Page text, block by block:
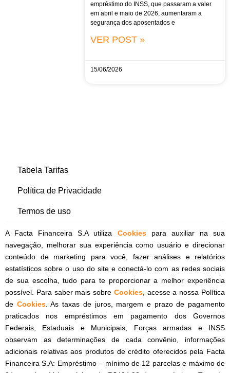
empréstimo do INSS, que passaram a valer
em abril e maio de 2026, aumentaram a
segurança dos aposentados e
VER POST »
15/06/2026
Tabela Tarifas
Política de Privacidade
Termos de uso
A Facta Financeira S.A utiliza Cookies
para auxiliar na sua
navegação, melhorar sua experiência como usuário e direcionar
conteúdo de marketing para você, fazer análises e relatórios
estatísticos sobre o uso do site e conectá-lo com as redes sociais
de sua escolha, tudo para te proporcionar a melhor experiência
possível. Para saber mais sobre Cookies, acesse a nossa Política
de Cookies. As taxas de juros, margem e prazo de pagamento
praticados nos empréstimos em pagamento dos Governos
Federais, Estaduais e Municipais, Forças armadas e INSS
observam as determinações de cada convênio, informações
adicionais relativas aos produtos de crédito oferecidos pela Facta
Financeira S.A: Empréstimo – mínimo de 12 parcelas e máximo de